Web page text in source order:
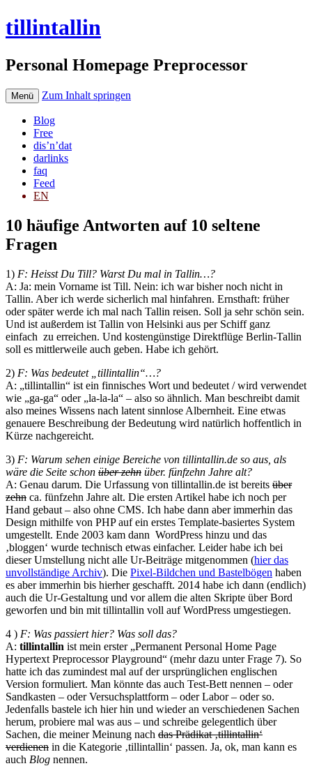
tillintallin
Personal Homepage Preprocessor
Menü Zum Inhalt springen
Blog
Free
dis’n’dat
darlinks
faq
Feed
EN
10 häufige Antworten auf 10 seltene
Fragen
1) F: Heisst Du Till? Warst Du mal in Tallin…?
A: Ja: mein Vorname ist Till. Nein: ich war bisher noch nicht in
Tallin. Aber ich werde sicherlich mal hinfahren. Ernsthaft: früher
oder später werde ich mal nach Tallin reisen. Soll ja sehr schön sein.
Und ist außerdem ist Tallin von Helsinki aus per Schiff ganz
einfach zu erreichen. Und kostengünstige Direktflüge Berlin-Tallin
soll es mittlerweile auch geben. Habe ich gehört.
2) F: Was bedeutet „tillintallin“…?
A: „tillintallin“ ist ein finnisches Wort und bedeutet / wird verwendet
wie „ga-ga“ oder „la-la-la“ – also so ähnlich. Man beschreibt damit
also meines Wissens nach latent sinnlose Albernheit. Eine etwas
genauere Beschreibung der Bedeutung wird natürlich hoffentlich in
Kürze nachgereicht.
3) F: Warum sehen einige Bereiche von tillintallin.de so aus, als
wäre die Seite schon über zehn über. fünfzehn Jahre alt?
A: Genau darum. Die Urfassung von tillintallin.de ist bereits über
zehn ca. fünfzehn Jahre alt. Die ersten Artikel habe ich noch per
Hand gebaut – also ohne CMS. Ich habe dann aber immerhin das
Design mithilfe von PHP auf ein erstes Template-basiertes System
umgestellt. Ende 2003 kam dann WordPress hinzu und das
‚bloggen‘ wurde technisch etwas einfacher. Leider habe ich bei
dieser Umstellung nicht alle Ur-Beiträge mitgenommen (hier das
unvollständige Archiv). Die Pixel-Bildchen und Bastelbögen haben
es aber immerhin bis hierher geschafft. 2014 habe ich dann (endlich)
auch die Ur-Gestaltung und vor allem die alten Skripte über Bord
geworfen und bin mit tillintallin voll auf WordPress umgestiegen.
4 ) F: Was passiert hier? Was soll das?
A: tillintallin ist mein erster „Permanent Personal Home Page
Hypertext Preprocessor Playground“ (mehr dazu unter Frage 7). So
hatte ich das zumindest mal auf der ursprünglichen englischen
Version formuliert. Man könnte das auch Test-Bett nennen – oder
Sandkasten – oder Versuchsplattform – oder Labor – oder so.
Jedenfalls bastele ich hier hin und wieder an verschiedenen Sachen
herum, probiere mal was aus – und schreibe gelegentlich über
Sachen, die meiner Meinung nach das Prädikat ‚tillintallin‘
verdienen in die Kategorie ‚tillintallin‘ passen. Ja, ok, man kann es
auch Blog nennen.